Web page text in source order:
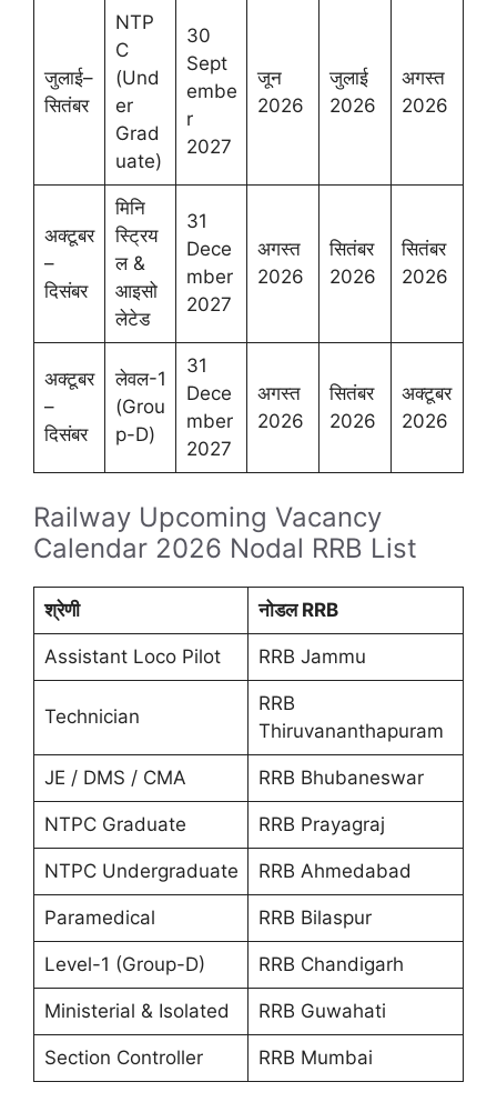
जुलाई–
सितंबर
NTP
C
(Und
er
Grad
uate)
30
Sept
embe
r
2027
जून
2026
जुलाई
2026
अगस्त
2026
अक्टूबर
–
दिसंबर
मिनि
स्ट्रिय
ल &
आइसो
लेटेड
31
Dece
mber
2027
अगस्त
2026
सितंबर
2026
सितंबर
2026
अक्टूबर
–
दिसंबर
लेवल-1
(Grou
p-D)
31
Dece
mber
2027
अगस्त
2026
सितंबर
2026
अक्टूबर
2026
Railway Upcoming Vacancy
Calendar 2026 Nodal RRB List
श्रेणी नोडल RRB
Assistant Loco Pilot RRB Jammu
Technician
RRB
Thiruvananthapuram
JE / DMS / CMA RRB Bhubaneswar
NTPC Graduate RRB Prayagraj
NTPC Undergraduate RRB Ahmedabad
Paramedical RRB Bilaspur
Level-1 (Group-D) RRB Chandigarh
Ministerial & Isolated RRB Guwahati
Section Controller RRB Mumbai